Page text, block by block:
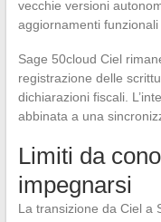
vecchie versioni
aggiornamenti funzionali
Sage 50cloud Ciel
registrazione delle
dichiarazioni fiscali.
abbinata a una
Limiti da
impegnarsi
La transizione da Ciel a